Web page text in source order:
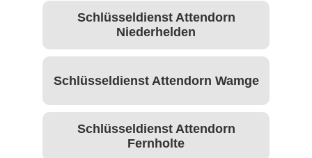
Schlüsseldienst Attendorn
Niederhelden
Schlüsseldienst Attendorn Wamge
Schlüsseldienst Attendorn
Fernholte